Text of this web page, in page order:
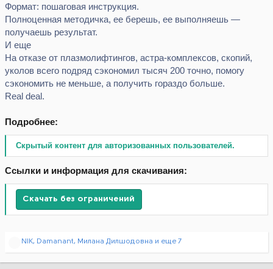
Формат: пошаговая инструкция.
Полноценная методичка, ее берешь, ее выполняешь —
получаешь результат.
И еще
На отказе от плазмолифтингов, астра-комплексов, скопий,
уколов всего подряд сэкономил тысяч 200 точно, помогу
сэкономить не меньше, а получить гораздо больше.
Real deal.
Подробнее:
Скрытый контент для авторизованных пользователей.
Ссылки и информация для скачивания:
Скачать без ограничений
РNIK, Damanant, Милана Дилшодовна и еще 7